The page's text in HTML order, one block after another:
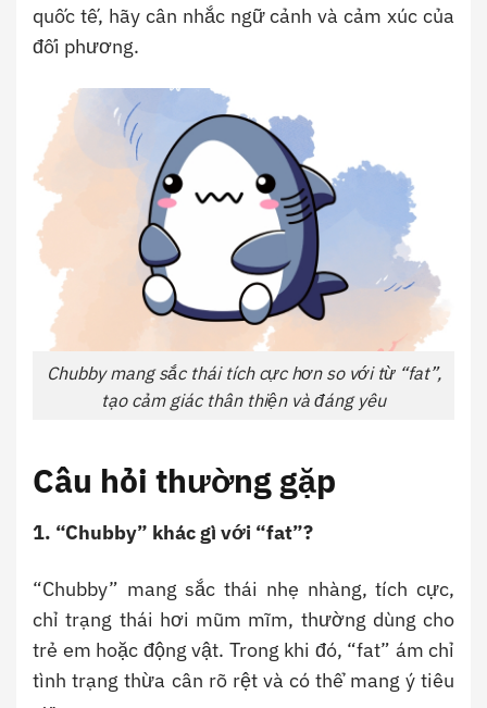
quốc tế, hãy cân nhắc ngữ cảnh và cảm xúc của
đối phương.
Chubby mang sắc thái tích cực hơn so với từ “fat”,
tạo cảm giác thân thiện và đáng yêu
Câu hỏi thường gặp
1. “Chubby” khác gì với “fat”?
“Chubby” mang sắc thái nhẹ nhàng, tích cực,
chỉ trạng thái hơi mũm mĩm, thường dùng cho
trẻ em hoặc động vật. Trong khi đó, “fat” ám chỉ
tình trạng thừa cân rõ rệt và có thể mang ý tiêu